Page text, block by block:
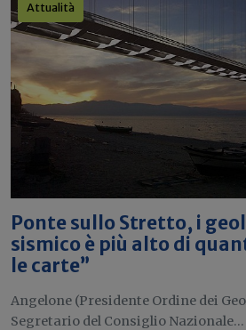
Attualità
Ponte sullo Stretto, i
sismico è più alto di
le carte”
Angelone (Presidente Ordine dei
Segretario del Consiglio Nazionale...